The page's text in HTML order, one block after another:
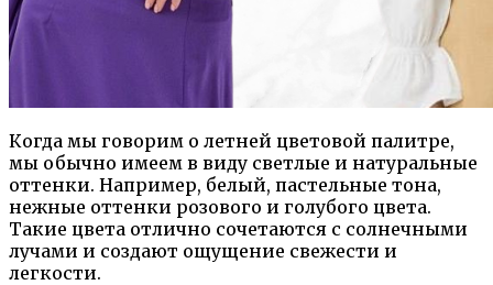
Когда мы говорим о летней цветовой палитре,
мы обычно имеем в виду светлые и натуральные
оттенки. Например, белый, пастельные тона,
нежные оттенки розового и голубого цвета.
Такие цвета отлично сочетаются с солнечными
лучами и создают ощущение свежести и
легкости.